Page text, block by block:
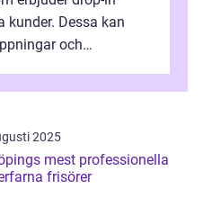
kunder. Dessa kan
och
2025
mest professionella
frisörer